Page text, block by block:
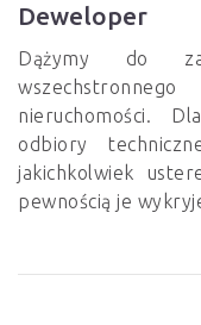
Deweloper
Dążymy do
nieruchomości.
odbiory
jakichkolwiek
pewnością je